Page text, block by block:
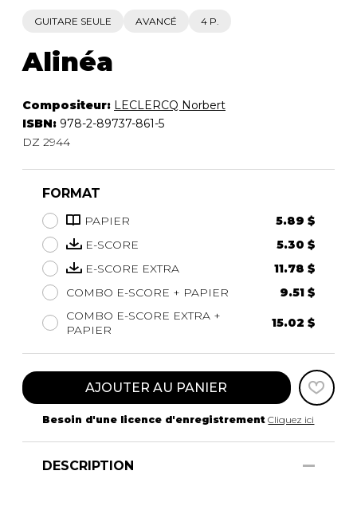
GUITARE SEULE AVANCÉ 4 P.
Alinéa
Compositeur: LECLERCQ Norbert
ISBN: 978-2-89737-861-5
DZ 2944
FORMAT
PAPIER
5.89 $
E-SCORE
5.30 $
E-SCORE EXTRA
11.78 $
COMBO E-SCORE + PAPIER
9.51 $
COMBO E-SCORE EXTRA +
PAPIER
15.02 $
AJOUTER AU PANIER
Besoin d'une licence d'enregistrement Cliquez ici
DESCRIPTION